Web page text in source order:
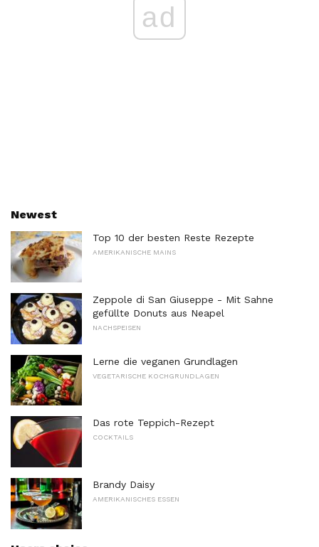
ad
Newest
Top 10 der besten Reste Rezepte
AMERIKANISCHE MAINS
Zeppole di San Giuseppe - Mit Sahne
gefüllte Donuts aus Neapel
NACHSPEISEN
Lerne die veganen Grundlagen
VEGETARISCHE KOCHGRUNDLAGEN
Das rote Teppich-Rezept
COCKTAILS
Brandy Daisy
AMERIKANISCHES ESSEN